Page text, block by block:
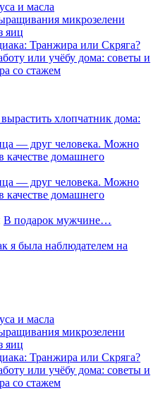
и масла
микрозелени
яиц
Транжира или Скряга?
или учёбу дома: советы и
со стажем
хлопчатник дома:
— друг человека. Можно
качестве домашнего
— друг человека. Можно
качестве домашнего
В подарок мужчине…
я была наблюдателем на
и масла
микрозелени
яиц
Транжира или Скряга?
или учёбу дома: советы и
со стажем